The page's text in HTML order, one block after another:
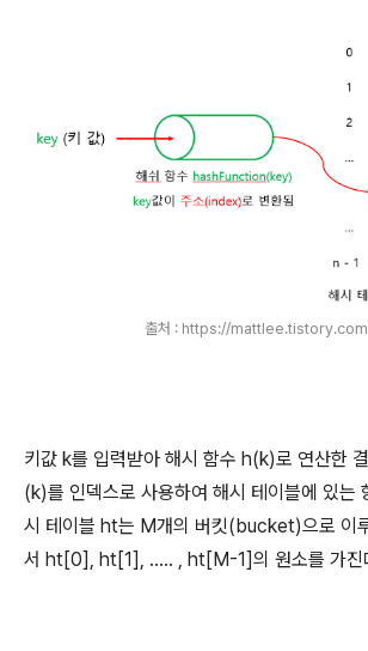
출처 : https://
키값 k를 입력받아 해시 함수 h(k)로 연산한
(k)를 인덱스로 사용하여 해시 테이블에 있는
시 테이블 ht는 M개의 버킷(bucket)으로 이
서 ht[0], ht[1], ..... , ht[M-1]의 원소를 가진